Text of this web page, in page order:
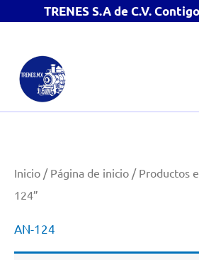
TRENES S.A de C.V.
contenido
Inicio / Página de inicio / Productos
124”
AN-124